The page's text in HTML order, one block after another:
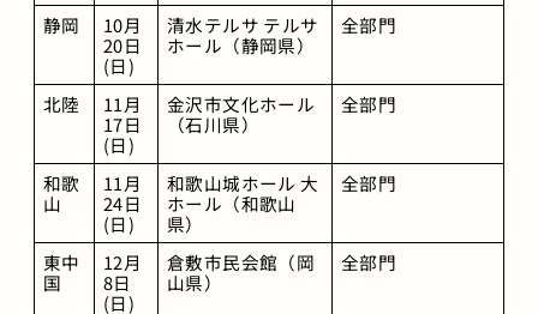
静岡
10月
20日
(日)
清水テルサ テルサ
ホール（静岡県）
全部門
北陸
11月
17日
(日)
金沢市文化ホール
（石川県）
全部門
和歌
山
11月
24日
(日)
和歌山城ホール 大
ホール（和歌山
県）
全部門
東中
国
12月
8日
(日)
倉敷市民会館（岡
山県）
全部門